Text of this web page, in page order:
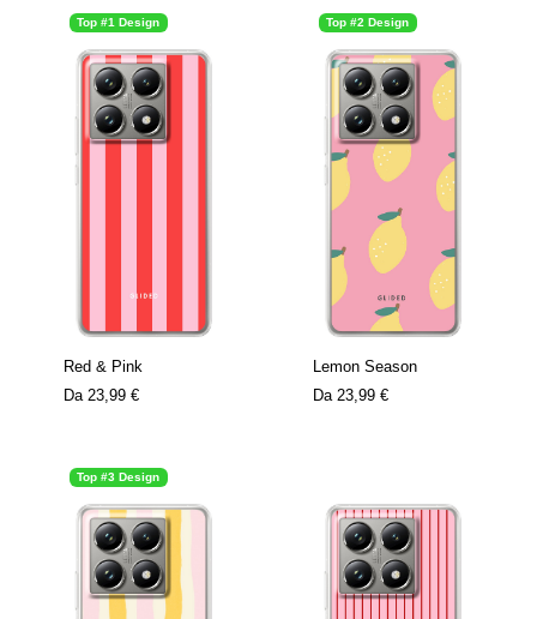
Top #1 Design
Red & Pink
Da 23,99 €
Top #2 Design
Lemon Season
Da 23,99 €
Top #3 Design